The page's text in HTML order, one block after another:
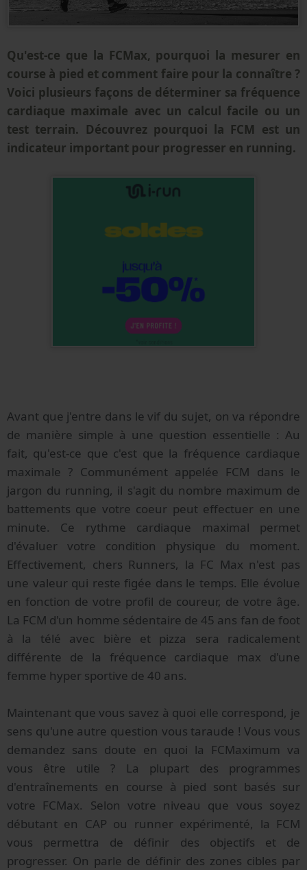
Qu'est-ce que la FCMax, pourquoi la mesurer en
course à pied et comment faire pour la connaître ?
Voici plusieurs façons de déterminer sa fréquence
cardiaque maximale avec un calcul facile ou un
test terrain. Découvrez pourquoi la FCM est un
indicateur important pour progresser en running.
Avant que j'entre dans le vif du sujet, on va répondre
de manière simple à une question essentielle : Au
fait, qu'est-ce que c'est que la fréquence cardiaque
maximale ? Communément appelée FCM dans le
jargon du running, il s'agit du nombre maximum de
battements que votre coeur peut effectuer en une
minute. Ce rythme cardiaque maximal permet
d'évaluer votre condition physique du moment.
Effectivement, chers Runners, la FC Max n'est pas
une valeur qui reste figée dans le temps. Elle évolue
en fonction de votre profil de coureur, de votre âge.
La FCM d'un homme sédentaire de 45 ans fan de foot
à la télé avec bière et pizza sera radicalement
différente de la fréquence cardiaque max d'une
femme hyper sportive de 40 ans.
Maintenant que vous savez à quoi elle correspond, je
sens qu'une autre question vous taraude ! Vous vous
demandez sans doute en quoi la FCMaximum va
vous être utile ? La plupart des programmes
d'entraînements en course à pied sont basés sur
votre FCMax. Selon votre niveau que vous soyez
débutant en CAP ou runner expérimenté, la FCM
vous permettra de définir des objectifs et de
progresser. On parle de définir des zones cibles par